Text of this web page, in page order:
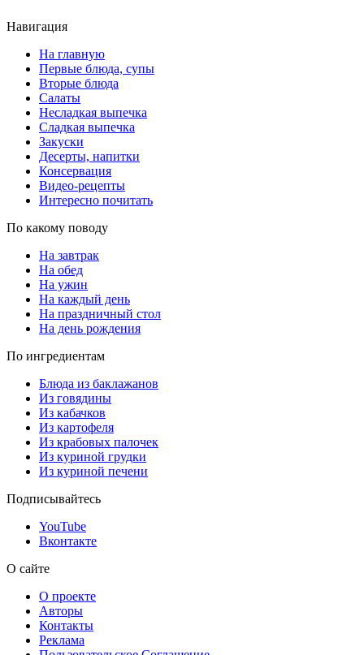
Навигация
На главную
Первые блюда, супы
Вторые блюда
Салаты
Несладкая выпечка
Сладкая выпечка
Закуски
Десерты, напитки
Консервация
Видео-рецепты
Интересно почитать
По какому поводу
На завтрак
На обед
На ужин
На каждый день
На праздничный стол
На день рождения
По ингредиентам
Блюда из баклажанов
Из говядины
Из кабачков
Из картофеля
Из крабовых палочек
Из куриной грудки
Из куриной печени
Подписывайтесь
YouTube
Вконтакте
О сайте
О проекте
Авторы
Контакты
Реклама